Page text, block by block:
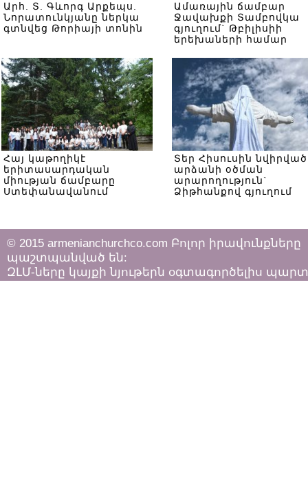
Արհ. Տ. Գևորգ Արքեպս.
Նորատունկյանը ներկա
գտնվեց Թորիայի տոնին
Ամառային ճամբար
Ջավախքի Տամբովկա
գյուղում` Թբիլիսիի
երեխաների համար
Հայ կաթողիկէ
երիտասարդական
միության ճամբարը
Ստեփանավանում
Տեր Հիսուսին նվիրված
արձանի օծման
արարողություն`
Ձիթհանքով գյուղում
© 2015 armenianchurchco.com Բոլոր իրավունքները
պաշտպանված են:
ԶԼՄ-ները կայքի նյութերն օգտագործելիս